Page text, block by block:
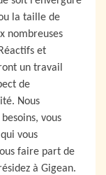
la taille de
nombreuses
et
un travail
de
Nous
vous
vous
faire part de
à Gigean.